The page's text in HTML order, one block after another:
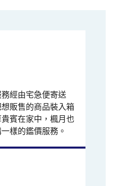
經由宅急便寄送
販售的商品裝入箱
賓在家中，楓月也
樣的鑑價服務。